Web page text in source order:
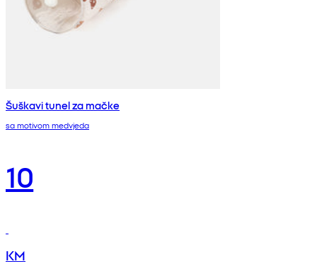
Šuškavi tunel za mačke
sa motivom medvjeda
10
KM